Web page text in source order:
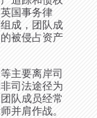
国事务律
成，团队成
被侵占资产
主要离岸司
司法途径为
队成员经常
并肩作战。